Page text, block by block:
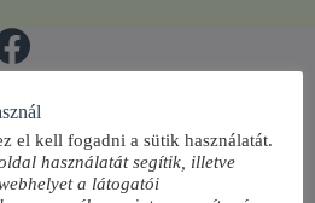
Megyei Jogú Város
Igazgatósága - Téma:
el kell fogadni a sütik használatát.
használatát segítik, illetve
a látogatói